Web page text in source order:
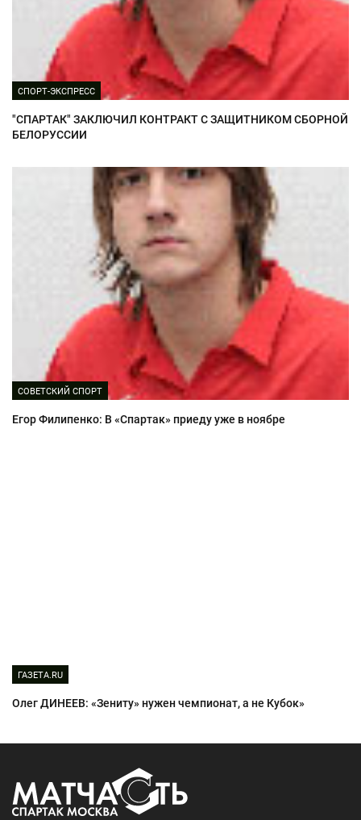
СПОРТ-ЭКСПРЕСС
"СПАРТАК" ЗАКЛЮЧИЛ КОНТРАКТ С ЗАЩИТНИКОМ СБОРНОЙ
БЕЛОРУССИИ
СОВЕТСКИЙ СПОРТ
Егор Филипенко: В «Спартак» приеду уже в ноябре
ГАЗЕТА.RU
Олег ДИНЕЕВ: «Зениту» нужен чемпионат, а не Кубок»